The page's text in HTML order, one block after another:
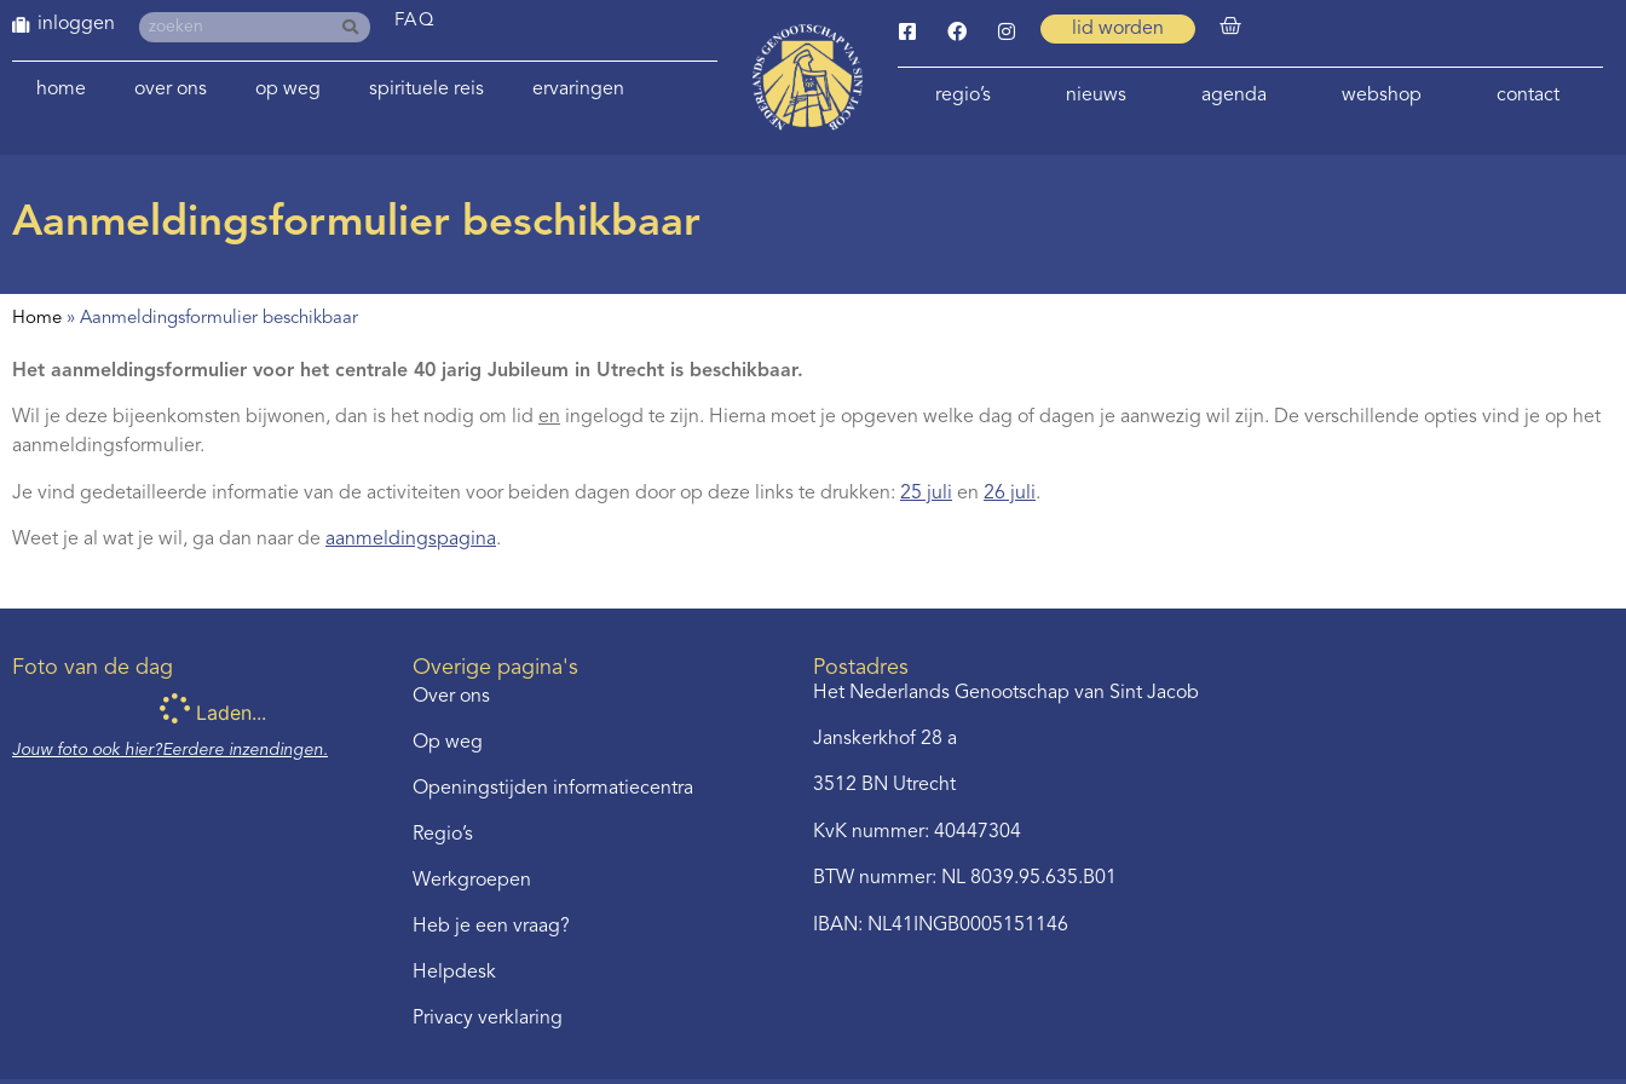
inloggen FAQ
home over ons op weg spirituele reis ervaringen
lid worden
regio’s nieuws agenda webshop contact
Aanmeldingsformulier beschikbaar
Home » Aanmeldingsformulier beschikbaar
Het aanmeldingsformulier voor het centrale 40 jarig Jubileum in Utrecht is beschikbaar.
Wil je deze bijeenkomsten bijwonen, dan is het nodig om lid en ingelogd te zijn. Hierna moet je opgeven welke dag of dagen je aanwezig wil zijn. De verschillende opties vind je op het
aanmeldingsformulier.
Je vind gedetailleerde informatie van de activiteiten voor beiden dagen door op deze links te drukken: 25 juli en 26 juli.
Weet je al wat je wil, ga dan naar de aanmeldingspagina.
Foto van de dag
Laden...
Jouw foto ook hier?Eerdere inzendingen.
Overige pagina's
Over ons
Op weg
Openingstijden informatiecentra
Regio’s
Werkgroepen
Heb je een vraag?
Helpdesk
Privacy verklaring
Postadres
Het Nederlands Genootschap van Sint Jacob
Janskerkhof 28 a
3512 BN Utrecht
KvK nummer: 40447304
BTW nummer: NL 8039.95.635.B01
IBAN: NL41INGB0005151146